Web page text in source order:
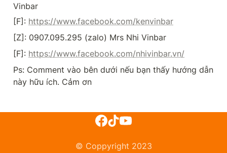
Vinbar
[F]: https://www.facebook.com/kenvinbar
[Z]: 0907.095.295 (zalo) Mrs Nhi Vinbar
[F]: https://www.facebook.com/nhivinbar.vn/
Ps: Comment vào bên dưới nếu bạn thấy hướng dẫn
này hữu ích. Cảm ơn
© Coppyright 2023